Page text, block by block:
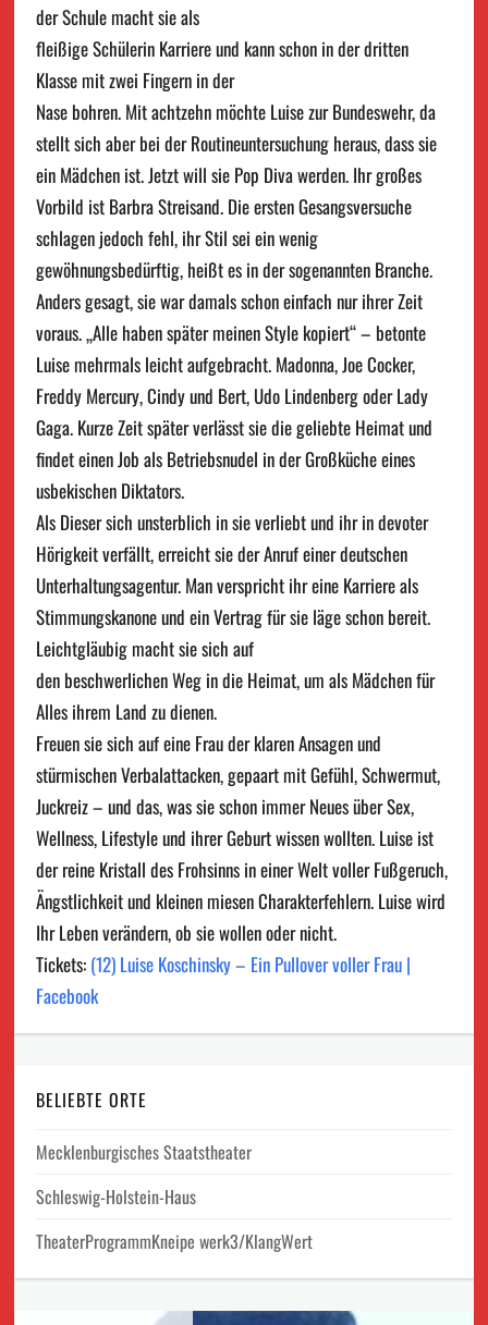
der Schule macht sie als
fleißige Schülerin Karriere und kann schon in der dritten
Klasse mit zwei Fingern in der
Nase bohren. Mit achtzehn möchte Luise zur Bundeswehr, da
stellt sich aber bei der Routineuntersuchung heraus, dass sie
ein Mädchen ist. Jetzt will sie Pop Diva werden. Ihr großes
Vorbild ist Barbra Streisand. Die ersten Gesangsversuche
schlagen jedoch fehl, ihr Stil sei ein wenig
gewöhnungsbedürftig, heißt es in der sogenannten Branche.
Anders gesagt, sie war damals schon einfach nur ihrer Zeit
voraus. „Alle haben später meinen Style kopiert“ – betonte
Luise mehrmals leicht aufgebracht. Madonna, Joe Cocker,
Freddy Mercury, Cindy und Bert, Udo Lindenberg oder Lady
Gaga. Kurze Zeit später verlässt sie die geliebte Heimat und
findet einen Job als Betriebsnudel in der Großküche eines
usbekischen Diktators.
Als Dieser sich unsterblich in sie verliebt und ihr in devoter
Hörigkeit verfällt, erreicht sie der Anruf einer deutschen
Unterhaltungsagentur. Man verspricht ihr eine Karriere als
Stimmungskanone und ein Vertrag für sie läge schon bereit.
Leichtgläubig macht sie sich auf
den beschwerlichen Weg in die Heimat, um als Mädchen für
Alles ihrem Land zu dienen.
Freuen sie sich auf eine Frau der klaren Ansagen und
stürmischen Verbalattacken, gepaart mit Gefühl, Schwermut,
Juckreiz – und das, was sie schon immer Neues über Sex,
Wellness, Lifestyle und ihrer Geburt wissen wollten. Luise ist
der reine Kristall des Frohsinns in einer Welt voller Fußgeruch,
Ängstlichkeit und kleinen miesen Charakterfehlern. Luise wird
Ihr Leben verändern, ob sie wollen oder nicht.
Tickets: (12) Luise Koschinsky – Ein Pullover voller Frau |
Facebook
BELIEBTE ORTE
Mecklenburgisches Staatstheater
Schleswig-Holstein-Haus
TheaterProgrammKneipe werk3/KlangWert